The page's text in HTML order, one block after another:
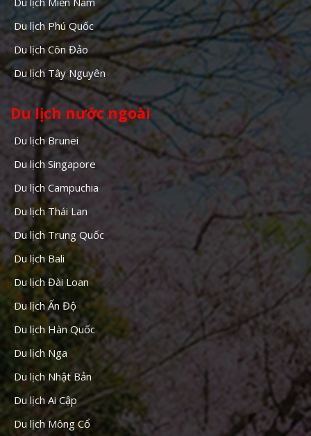
Du lịch Phú Quốc
Du lịch Côn Đảo
Du lịch Tây Nguyên
Du lịch nước ngoài
Du lịch Brunei
Du lịch Singapore
Du lịch Campuchia
Du lịch Thái Lan
Du lịch Trung Quốc
Du lịch Bali
Du lịch Đài Loan
Du lịch Ấn Độ
Du lịch Hàn Quốc
Du lịch Nga
Du lịch Nhật Bản
Du lịch Ai Cập
Du lịch Mông Cổ